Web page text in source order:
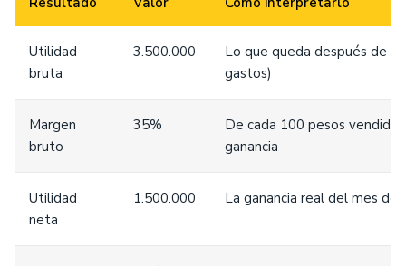
Utilidad
bruta
3.500.000
Lo que queda después de
gastos)
Margen
bruto
35%
De cada 100 pesos
ganancia
Utilidad
neta
1.500.000 La ganancia real del mes